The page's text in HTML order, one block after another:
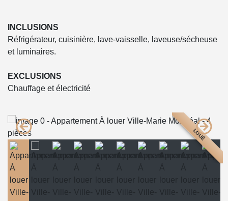
INCLUSIONS
Réfrigérateur, cuisinière, lave-vaisselle, laveuse/sécheuse
et luminaires.
EXCLUSIONS
Chauffage et électricité
LOUÉ